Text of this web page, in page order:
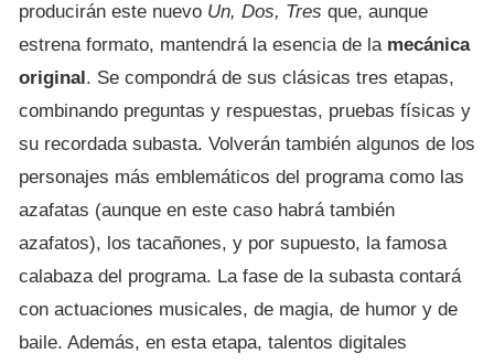
producirán este nuevo Un, Dos, Tres que, aunque
estrena formato, mantendrá la esencia de la mecánica
original . Se compondrá de sus clásicas tres etapas,
combinando preguntas y respuestas, pruebas físicas y
su recordada subasta. Volverán también algunos de los
personajes más emblemáticos del programa como las
azafatas (aunque en este caso habrá también
azafatos), los tacañones, y por supuesto, la famosa
calabaza del programa. La fase de la subasta contará
con actuaciones musicales, de magia, de humor y de
baile. Además, en esta etapa, talentos digitales